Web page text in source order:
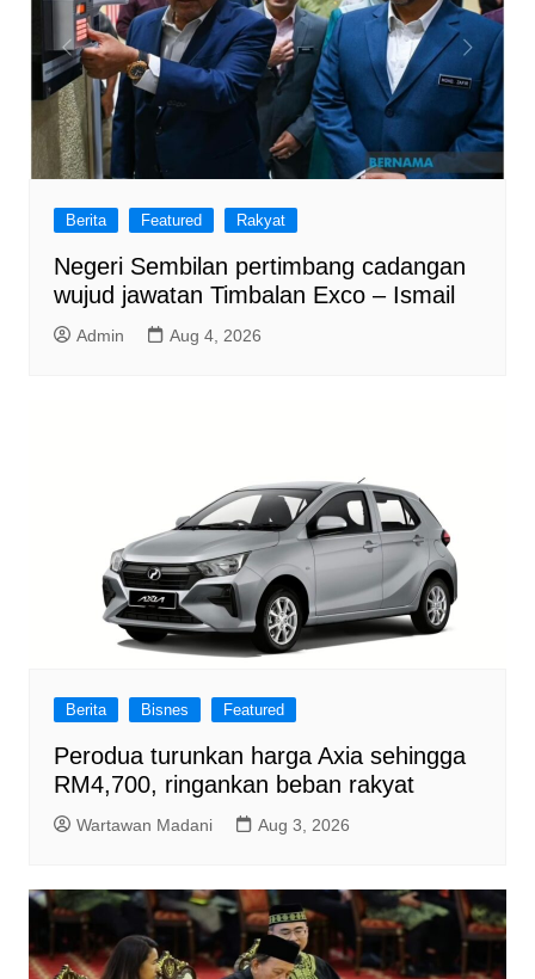
Berita Featured Rakyat
Negeri Sembilan pertimbang cadangan
wujud jawatan Timbalan Exco – Ismail
Admin Aug 4, 2026
Berita Bisnes Featured
Perodua turunkan harga Axia sehingga
RM4,700, ringankan beban rakyat
Wartawan Madani Aug 3, 2026